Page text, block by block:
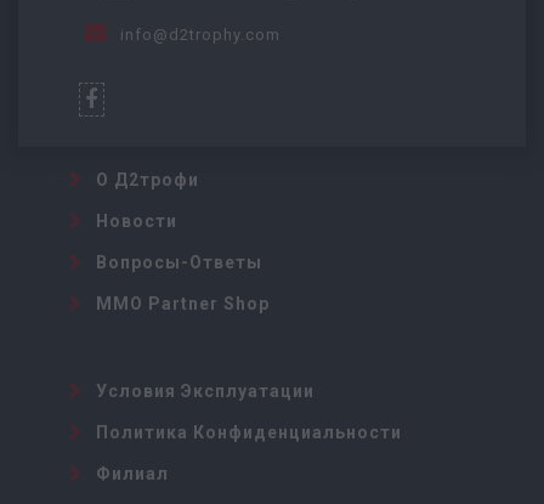
info@d2trophy.com
О Д2трофи
Новости
Вопросы-Ответы
MMO Partner Shop
Условия Эксплуатации
Политика Конфиденциальности
Филиал